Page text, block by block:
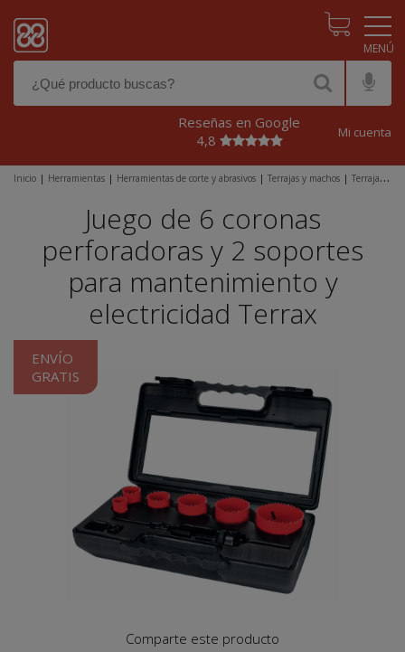
Reseñas en Google
4,8
Mi cuenta
Inicio | Herramientas | Herramientas de corte y abrasivos | Terrajas y machos | Terrajas |
ENVÍO
GRATIS
Comparte este producto
Juego de 6 coronas
perforadoras y 2 soportes
para mantenimiento y
electricidad Terrax